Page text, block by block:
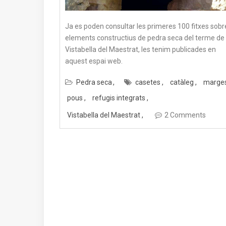
Ja es poden consultar les primeres 100 fitxes
elements constructius de pedra seca del terme de
Vistabella del Maestrat, les tenim publicades en
aquest espai web.
Pedra seca casetes catàleg
pous
refugis integrats
Vistabella del Maestrat 2 Comments